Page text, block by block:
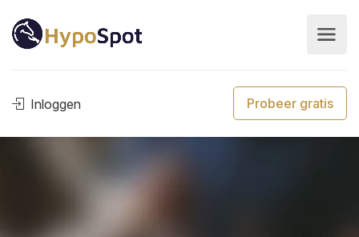
Inloggen Probeer gratis